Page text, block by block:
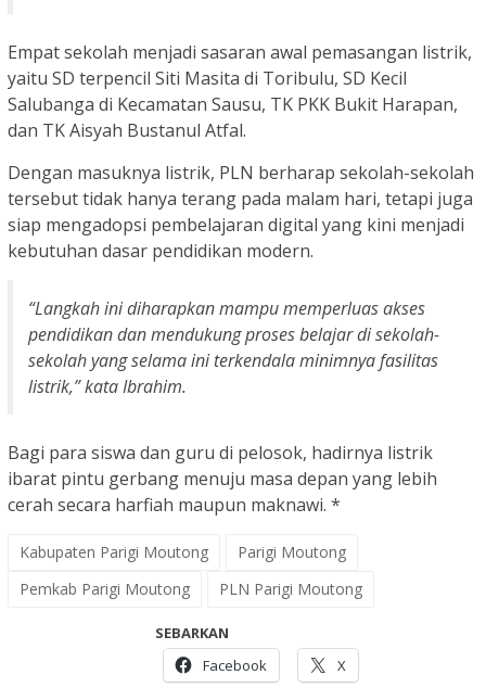
Empat sekolah menjadi sasaran awal pemasangan listrik,
yaitu SD terpencil Siti Masita di Toribulu, SD Kecil
Salubanga di Kecamatan Sausu, TK PKK Bukit Harapan,
dan TK Aisyah Bustanul Atfal.
Dengan masuknya listrik, PLN berharap sekolah-sekolah
tersebut tidak hanya terang pada malam hari, tetapi juga
siap mengadopsi pembelajaran digital yang kini menjadi
kebutuhan dasar pendidikan modern.
“Langkah ini diharapkan mampu memperluas akses
pendidikan dan mendukung proses belajar di sekolah-
sekolah yang selama ini terkendala minimnya fasilitas
listrik,” kata Ibrahim.
Bagi para siswa dan guru di pelosok, hadirnya listrik
ibarat pintu gerbang menuju masa depan yang lebih
cerah secara harfiah maupun maknawi. *
Kabupaten Parigi Moutong
Parigi Moutong
Pemkab Parigi Moutong
PLN Parigi Moutong
SEBARKAN
Facebook
X